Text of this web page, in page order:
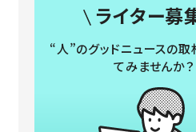
ライター募
“人”のグッドニュースの取
てみませんか？